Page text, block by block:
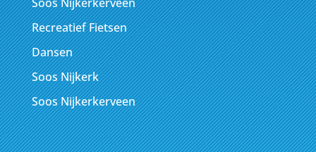
Recreatief Fietsen
Dansen
Soos Nijkerk
Soos Nijkerkerveen